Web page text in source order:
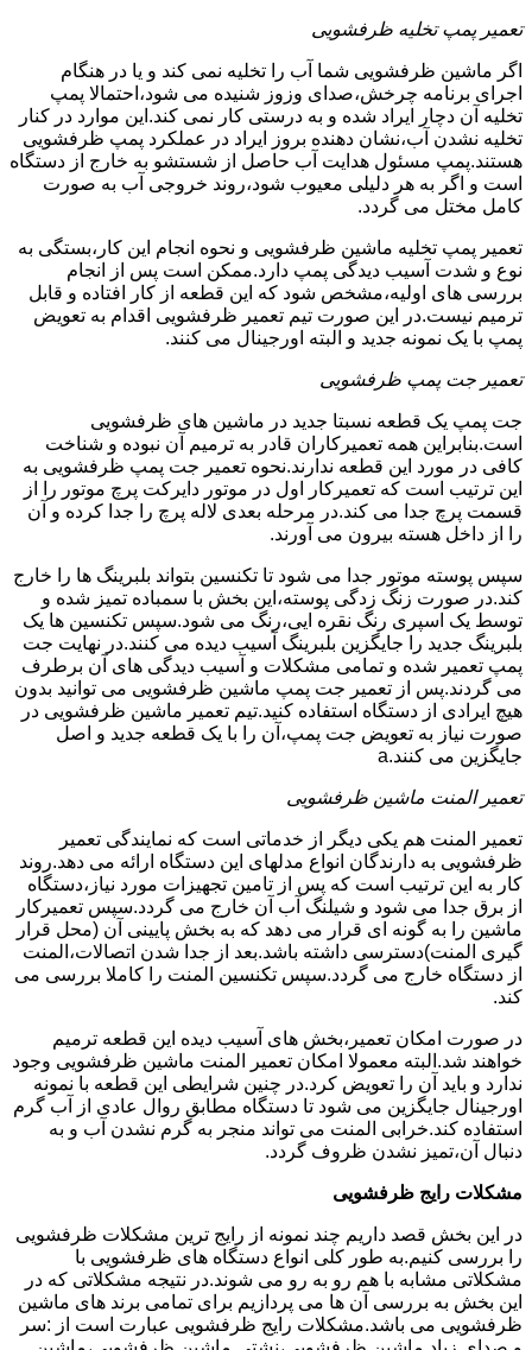
تعمیر پمپ تخلیه ظرفشویی
اگر ماشین ظرفشویی شما آب را تخلیه نمی کند و یا در هنگام
اجرای برنامه چرخش،صدای وزوز شنیده می شود،احتمالا پمپ
تخلیه آن دچار ایراد شده و به درستی کار نمی کند.این موارد در کنار
تخلیه نشدن آب،نشان دهنده بروز ایراد در عملکرد پمپ ظرفشویی
هستند.پمپ مسئول هدایت آب حاصل از شستشو به خارج از دستگاه
است و اگر به هر دلیلی معیوب شود،روند خروجی آب به صورت
کامل مختل می گردد.
تعمیر پمپ تخلیه ماشین ظرفشویی و نحوه انجام این کار،بستگی به
نوع و شدت آسیب دیدگی پمپ دارد.ممکن است پس از انجام
بررسی های اولیه،مشخص شود که این قطعه از کار افتاده و قابل
ترمیم نیست.در این صورت تیم تعمیر ظرفشویی اقدام به تعویض
پمپ با یک نمونه جدید و البته اورجینال می کنند.
تعمیر جت پمپ ظرفشویی
جت پمپ یک قطعه نسبتا جدید در ماشین های ظرفشویی
است.بنابراین همه تعمیرکاران قادر به ترمیم آن نبوده و شناخت
کافی در مورد این قطعه ندارند.نحوه تعمیر جت پمپ ظرفشویی به
این ترتیب است که تعمیرکار اول در موتور دایرکت پرچ موتور را از
قسمت پرچ جدا می کند.در مرحله بعدی لاله پرچ را جدا کرده و آن
را از داخل هسته بیرون می آورند.
سپس پوسته موتور جدا می شود تا تکنسین بتواند بلبرینگ ها را خارج
کند.در صورت زنگ زدگی پوسته،این بخش با سمباده تمیز شده و
توسط یک اسپری رنگ نقره ایی،رنگ می شود.سپس تکنسین ها یک
بلبرینگ جدید را جایگزین بلبرینگ آسیب دیده می کنند.در نهایت جت
پمپ تعمیر شده و تمامی مشکلات و آسیب دیدگی های آن برطرف
می گردند.پس از تعمیر جت پمپ ماشین ظرفشویی می توانید بدون
هیچ ایرادی از دستگاه استفاده کنید.تیم تعمیر ماشین ظرفشویی در
صورت نیاز به تعویض جت پمپ،آن را با یک قطعه جدید و اصل
جایگزین می کنند.a
تعمیر المنت ماشین ظرفشویی
تعمیر المنت هم یکی دیگر از خدماتی است که نمایندگی تعمیر
ظرفشویی به دارندگان انواع مدلهای این دستگاه ارائه می دهد.روند
کار به این ترتیب است که پس از تامین تجهیزات مورد نیاز،دستگاه
از برق جدا می شود و شیلنگ آب آن خارج می گردد.سپس تعمیرکار
ماشین را به گونه ای قرار می دهد که به بخش پایینی آن (محل قرار
گیری المنت)دسترسی داشته باشد.بعد از جدا شدن اتصالات،المنت
از دستگاه خارج می گردد.سپس تکنسین المنت را کاملا بررسی می
کند.
در صورت امکان تعمیر،بخش های آسیب دیده این قطعه ترمیم
خواهند شد.البته معمولا امکان تعمیر المنت ماشین ظرفشویی وجود
ندارد و باید آن را تعویض کرد.در چنین شرایطی این قطعه با نمونه
اورجینال جایگزین می شود تا دستگاه مطابق روال عادی از آب گرم
استفاده کند.خرابی المنت می تواند منجر به گرم نشدن آب و به
دنبال آن،تمیز نشدن ظروف گردد.
مشکلات رایج ظرفشویی
در این بخش قصد داریم چند نمونه از رایج ترین مشکلات ظرفشویی
را بررسی کنیم.به طور کلی انواع دستگاه های ظرفشویی با
مشکلاتی مشابه با هم رو به رو می شوند.در نتیجه مشکلاتی که در
این بخش به بررسی آن ها می پردازیم برای تمامی برند های ماشین
ظرفشویی می باشد.مشکلات رایج ظرفشویی عبارت است از :سر